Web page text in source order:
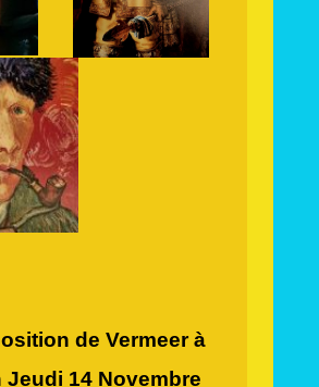
de Vermeer à
Jeudi 14 Novembre